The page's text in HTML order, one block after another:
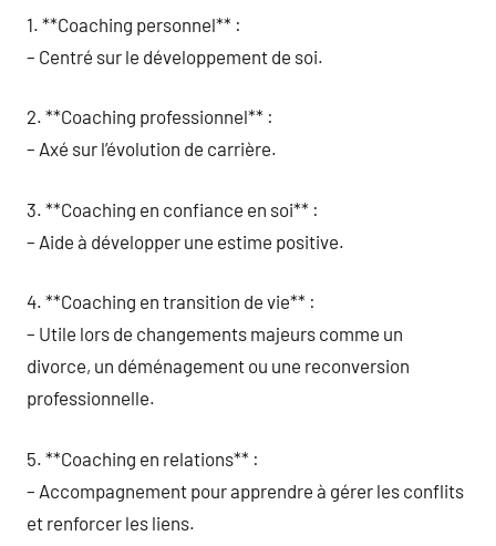
1. **Coaching personnel** :
– Centré sur le développement de soi.
2. **Coaching professionnel** :
– Axé sur l’évolution de carrière.
3. **Coaching en confiance en soi** :
– Aide à développer une estime positive.
4. **Coaching en transition de vie** :
– Utile lors de changements majeurs comme un
divorce, un déménagement ou une reconversion
professionnelle.
5. **Coaching en relations** :
– Accompagnement pour apprendre à gérer les conflits
et renforcer les liens.